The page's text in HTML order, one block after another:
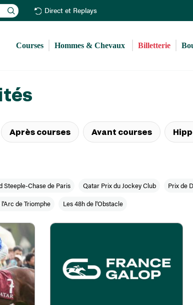
Direct et Replays
Courses Hommes & Chevaux Billetterie
Après courses Avant courses
Steeple-Chase de Paris Qatar Prix du Jockey Club Prix de
de Triomphe Les 48h de l'Obstacle